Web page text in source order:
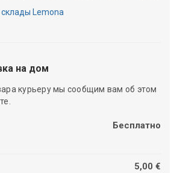
Lemona
на дом
курьеру мы сообщим вам об этом
Бесплатно
5,00 €